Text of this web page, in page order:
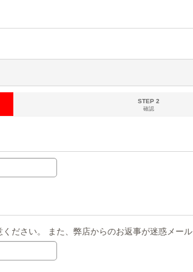
STEP 2
確認
ださい。 また、弊店からのお返事が迷惑メー